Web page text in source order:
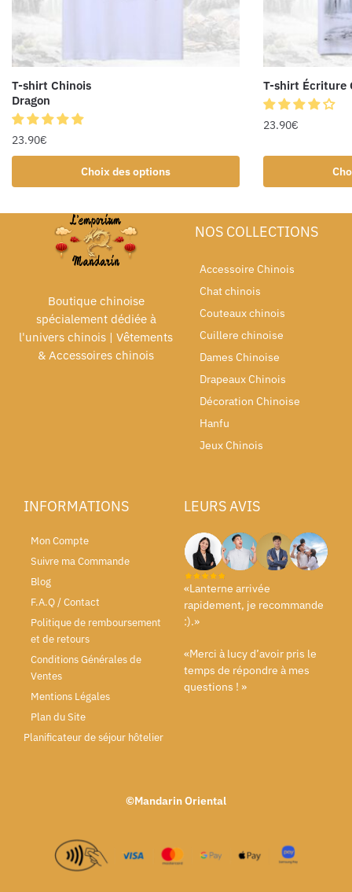
T-shirt Chinois
Dragon
23.90€
Choix des options
T-shirt Écriture
23.90€
Boutique chinoise
spécialement dédiée à
l'univers chinois | Vêtements
& Accessoires chinois
NOS COLLECTIONS
Accessoire Chinois
Chat chinois
Couteaux chinois
Cuillere chinoise
Dames Chinoise
Drapeaux Chinois
Décoration Chinoise
Hanfu
Jeux Chinois
INFORMATIONS
Mon Compte
Suivre ma Commande
Blog
F.A.Q / Contact
Politique de remboursement
et de retours
Conditions Générales de
Ventes
Mentions Légales
Plan du Site
Planificateur de séjour hôtelier
LEURS AVIS
«Lanterne arrivée
rapidement, je recommande
:).»
«Merci à lucy d’avoir pris le
temps de répondre à mes
questions ! »
©Mandarin Oriental